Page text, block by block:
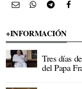
+INFORMACIÓN
Tres días
del Papa